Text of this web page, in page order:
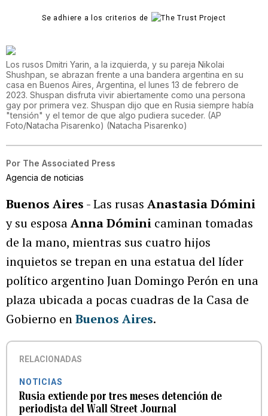
Se adhiere a los criterios de
Los rusos Dmitri Yarin, a la izquierda, y su pareja Nikolai
Shushpan, se abrazan frente a una bandera argentina en su
casa en Buenos Aires, Argentina, el lunes 13 de febrero de
2023. Shuspan disfruta vivir abiertamente como una persona
gay por primera vez. Shuspan dijo que en Rusia siempre había
"tensión" y el temor de que algo pudiera suceder. (AP
Foto/Natacha Pisarenko) (Natacha Pisarenko)
Por The Associated Press
Agencia de noticias
Buenos Aires - Las rusas Anastasia Dómini
y su esposaAnna Dómini caminan tomadas
de la mano, mientras sus cuatro hijos
inquietos se trepan en una estatua del líder
político argentino Juan Domingo Perón en una
plaza ubicada a pocas cuadras de la Casa de
Gobierno enBuenos Aires.
RELACIONADAS
NOTICIAS
Rusia extiende por tres meses detención de
periodista del Wall Street Journal